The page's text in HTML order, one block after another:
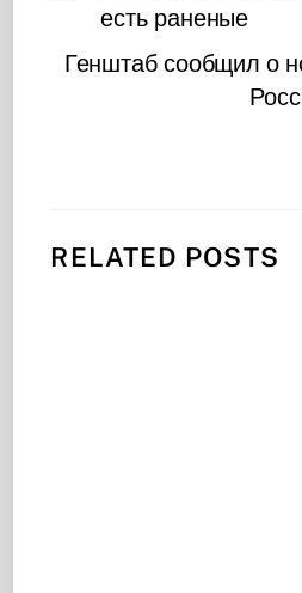
есть раненые
Генштаб сообщил о
RELATED POSTS